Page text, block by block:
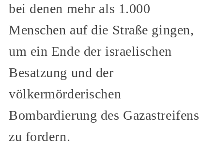
bei denen mehr als 1.000
Menschen auf die Straße gingen,
um ein Ende der israelischen
Besatzung und der
völkermörderischen
Bombardierung des Gazastreifens
zu fordern.